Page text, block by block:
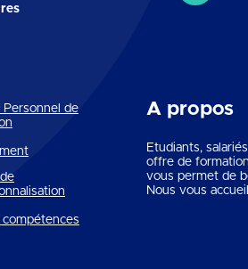
Personnel de
compétences
A propos
Etudiants,
offre de
vous permet de
Nous vous